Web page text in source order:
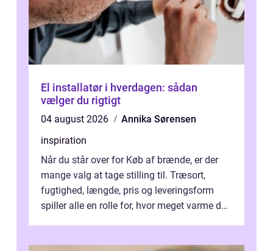
El installatør i hverdagen: sådan
vælger du rigtigt
04 august 2026
Annika Sørensen
inspiration
Når du står over for Køb af brænde, er der
mange valg at tage stilling til. Træsort,
fugtighed, længde, pris og leveringsform
spiller alle en rolle for, hvor meget varme du